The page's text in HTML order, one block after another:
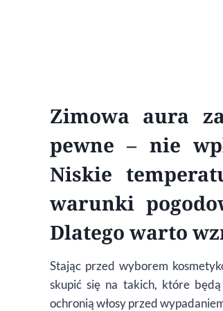
Zimowa aura
pewne – nie
Niskie
warunki
Dlatego warto
Stając przed wyborem
skupić się na takich, które
ochronią włosy przed